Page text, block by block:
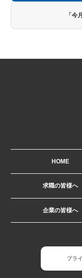
「今
HOME
求職の皆様へ
企業の皆様へ
プラ